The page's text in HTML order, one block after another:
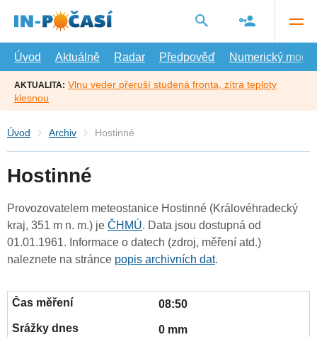
hlavní
Úvod
Aktuálně Radar Předpověď Numerický model
AKTUALITA: Vlnu veder přeruší studená fronta, zítra teploty
klesnou
Úvod Archiv Hostinné
Hostinné
Provozovatelem meteostanice Hostinné (Královéhradecký
kraj, 351 m n. m.) je ČHMÚ. Data jsou dostupná od
01.01.1961. Informace o datech (zdroj, měření atd.)
naleznete na stránce popis archivních dat.
08:50
0 mm